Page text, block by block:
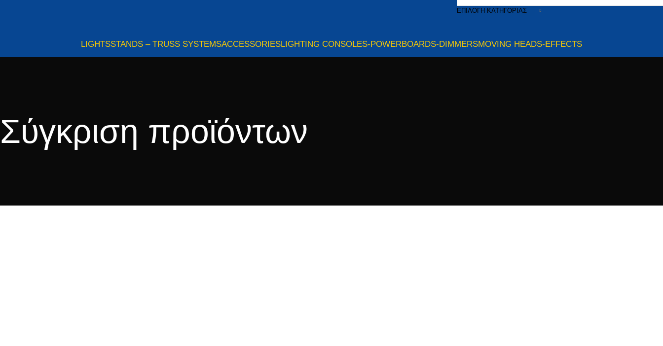
ΕΠΙΛΟΓΉ ΚΑΤΗΓΟΡΊΑΣ
LIGHTSSTANDS – TRUSS SYSTEMSACCESSORIESLIGHTING CONSOLES-POWERBOARDS-DIMMERSMOVING HEADS-EFFECTS
Σύγκριση προϊόντων